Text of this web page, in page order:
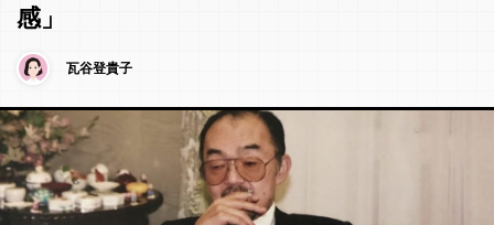
感」
瓦谷登貴子